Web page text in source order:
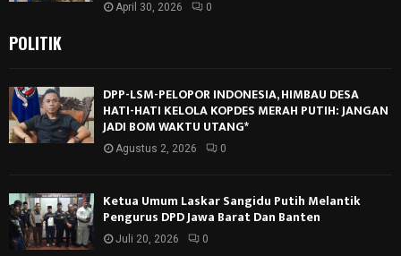
April 30, 2026 0
POLITIK
DPP-LSM-PELOPOR INDONESIA, HIMBAU DESA
HATI-HATI KELOLA KOPDES MERAH PUTIH: JANGAN
JADI BOM WAKTU UTANG*
Agustus 2, 2026 0
Ketua Umum Laskar Sangidu Putih Melantik
Pengurus DPD Jawa Barat Dan Banten
Juli 20, 2026 0